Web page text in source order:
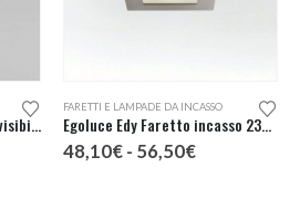
Panzeri Faretto incasso Invisibili XGQ0998
FARETTI E LAMPADE DA INCASSO
Egoluce Edy Faretto incasso 230V cod. 6302
48,10€ - 56,50€Fascia